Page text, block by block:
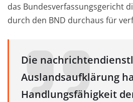
das Bundesverfassungsgericht
durch den BND durchaus für
Die
Auslandsaufklärung
Handlungsfähigkeit